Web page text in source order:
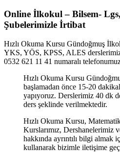
Online İlkokul – Bilsem-
Şubelerimizle İrtibat
Hızlı Okuma Kursu Gündoğmuş
YKS, YÖS, KPSS, ALES
0532 621 11 41 numaralı
Hızlı Okuma Kursu
başlamadan önce 15-20
yapıyoruz. Derslerimiz 40 dk
ders şeklinde verilmektedir.
Hızlı Okuma Kursu,
Kurslarımız, Dershanelerimiz
hakkında ayrıntılı bilgi almak
kullanarak bizimle iletişime